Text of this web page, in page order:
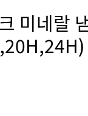
미네랄